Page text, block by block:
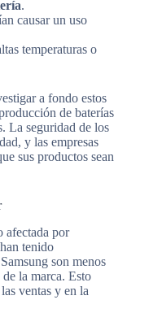
.
causar un uso
temperaturas o
a fondo estos
de baterías
La seguridad de los
y las empresas
sus productos sean
afectada por
tenido
son menos
la marca. Esto
ventas y en la